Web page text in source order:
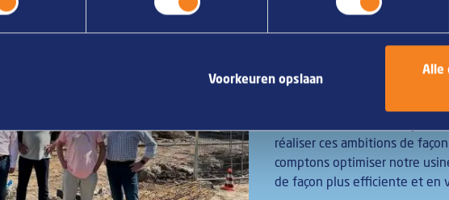
Voorkeuren opslaan
Alle
Van Geloven se
de délices
Van Geloven a foi en son
ambitions. L'entreprise veut
pas au détriment de
% d'eau en 2025 et à rejeter
réaliser ces ambitions de
comptons optimiser notre
de façon plus efficiente et en